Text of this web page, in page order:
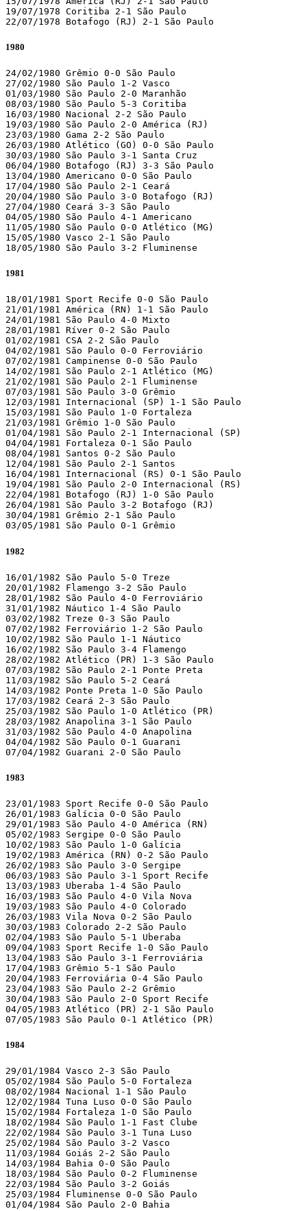
19/07/1978 Coritiba 2-1 São Paulo
22/07/1978 Botafogo (RJ) 2-1 São Paulo
1980
24/02/1980 Grêmio 0-0 São Paulo
27/02/1980 São Paulo 1-2 Vasco
01/03/1980 São Paulo 2-0 Maranhão
08/03/1980 São Paulo 5-3 Coritiba
16/03/1980 Nacional 2-2 São Paulo
19/03/1980 São Paulo 2-0 América (RJ)
23/03/1980 Gama 2-2 São Paulo
26/03/1980 Atlético (GO) 0-0 São Paulo
30/03/1980 São Paulo 3-1 Santa Cruz
06/04/1980 Botafogo (RJ) 3-3 São Paulo
13/04/1980 Americano 0-0 São Paulo
17/04/1980 São Paulo 2-1 Ceará
20/04/1980 São Paulo 3-0 Botafogo (RJ)
27/04/1980 Ceará 3-3 São Paulo
04/05/1980 São Paulo 4-1 Americano
11/05/1980 São Paulo 0-0 Atlético (MG)
15/05/1980 Vasco 2-1 São Paulo
18/05/1980 São Paulo 3-2 Fluminense
1981
18/01/1981 Sport Recife 0-0 São Paulo
21/01/1981 América (RN) 1-1 São Paulo
24/01/1981 São Paulo 4-0 Mixto
28/01/1981 Ríver 0-2 São Paulo
01/02/1981 CSA 2-2 São Paulo
04/02/1981 São Paulo 0-0 Ferroviário
07/02/1981 Campinense 0-0 São Paulo
14/02/1981 São Paulo 2-1 Atlético (MG)
21/02/1981 São Paulo 2-1 Fluminense
07/03/1981 São Paulo 3-0 Grêmio
12/03/1981 Internacional (SP) 1-1 São Paulo
15/03/1981 São Paulo 1-0 Fortaleza
21/03/1981 Grêmio 1-0 São Paulo
01/04/1981 São Paulo 2-1 Internacional (SP)
04/04/1981 Fortaleza 0-1 São Paulo
08/04/1981 Santos 0-2 São Paulo
12/04/1981 São Paulo 2-1 Santos
16/04/1981 Internacional (RS) 0-1 São Paulo
19/04/1981 São Paulo 2-0 Internacional (RS)
22/04/1981 Botafogo (RJ) 1-0 São Paulo
26/04/1981 São Paulo 3-2 Botafogo (RJ)
30/04/1981 Grêmio 2-1 São Paulo
03/05/1981 São Paulo 0-1 Grêmio
1982
16/01/1982 São Paulo 5-0 Treze
20/01/1982 Flamengo 3-2 São Paulo
28/01/1982 São Paulo 4-0 Ferroviário
31/01/1982 Náutico 1-4 São Paulo
03/02/1982 Treze 0-3 São Paulo
07/02/1982 Ferroviário 1-2 São Paulo
10/02/1982 São Paulo 1-1 Náutico
16/02/1982 São Paulo 3-4 Flamengo
28/02/1982 Atlético (PR) 1-3 São Paulo
07/03/1982 São Paulo 2-1 Ponte Preta
11/03/1982 São Paulo 5-2 Ceará
14/03/1982 Ponte Preta 1-0 São Paulo
17/03/1982 Ceará 2-3 São Paulo
25/03/1982 São Paulo 1-0 Atlético (PR)
28/03/1982 Anapolina 3-1 São Paulo
31/03/1982 São Paulo 4-0 Anapolina
04/04/1982 São Paulo 0-1 Guarani
07/04/1982 Guarani 2-0 São Paulo
1983
23/01/1983 Sport Recife 0-0 São Paulo
26/01/1983 Galícia 0-0 São Paulo
29/01/1983 São Paulo 4-0 América (RN)
05/02/1983 Sergipe 0-0 São Paulo
10/02/1983 São Paulo 1-0 Galícia
19/02/1983 América (RN) 0-2 São Paulo
26/02/1983 São Paulo 3-0 Sergipe
06/03/1983 São Paulo 3-1 Sport Recife
13/03/1983 Uberaba 1-4 São Paulo
16/03/1983 São Paulo 4-0 Vila Nova
19/03/1983 São Paulo 4-0 Colorado
26/03/1983 Vila Nova 0-2 São Paulo
30/03/1983 Colorado 2-2 São Paulo
02/04/1983 São Paulo 5-1 Uberaba
09/04/1983 Sport Recife 1-0 São Paulo
13/04/1983 São Paulo 3-1 Ferroviária
17/04/1983 Grêmio 5-1 São Paulo
20/04/1983 Ferroviária 0-4 São Paulo
23/04/1983 São Paulo 2-2 Grêmio
30/04/1983 São Paulo 2-0 Sport Recife
04/05/1983 Atlético (PR) 2-1 São Paulo
07/05/1983 São Paulo 0-1 Atlético (PR)
1984
29/01/1984 Vasco 2-3 São Paulo
05/02/1984 São Paulo 5-0 Fortaleza
08/02/1984 Nacional 1-1 São Paulo
12/02/1984 Tuna Luso 0-0 São Paulo
15/02/1984 Fortaleza 1-0 São Paulo
18/02/1984 São Paulo 1-1 Fast Clube
22/02/1984 São Paulo 3-1 Tuna Luso
25/02/1984 São Paulo 3-2 Vasco
11/03/1984 Goiás 2-2 São Paulo
14/03/1984 Bahia 0-0 São Paulo
18/03/1984 São Paulo 0-2 Fluminense
22/03/1984 São Paulo 3-2 Goiás
25/03/1984 Fluminense 0-0 São Paulo
01/04/1984 São Paulo 2-0 Bahia